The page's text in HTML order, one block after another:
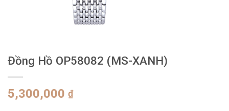
Đồng Hồ OP58082 (MS-XANH)
5,300,000 ₫